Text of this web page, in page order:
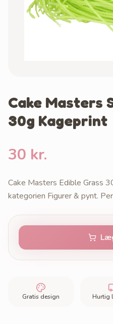
Cake Masters
30g Kageprint
30 kr.
Cake Masters Edible Grass
kategorien Figurer & pynt.
Gratis design Hurtig